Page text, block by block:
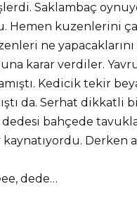
Saklambaç
Hemen kuzenlerini
ne
karar verdiler.
Kedicik tekir
da. Serhat dikkatli
dedesi bahçede
kaynatıyordu. Derken
dede…